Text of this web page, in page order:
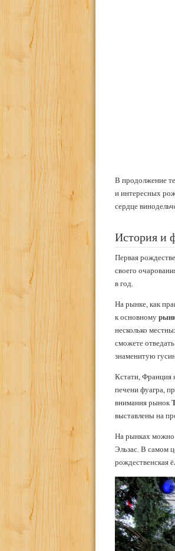
В продолжение
и интересных
сердце
История и
Первая
своего
в год.
На рынке, как
к основному
несколько
сможете отведать
знаменитую
Кстати, Франция
печени фуагра,
внимания рынок
выставлены на
На рынках можно
Эльзас. В самом
рождественская